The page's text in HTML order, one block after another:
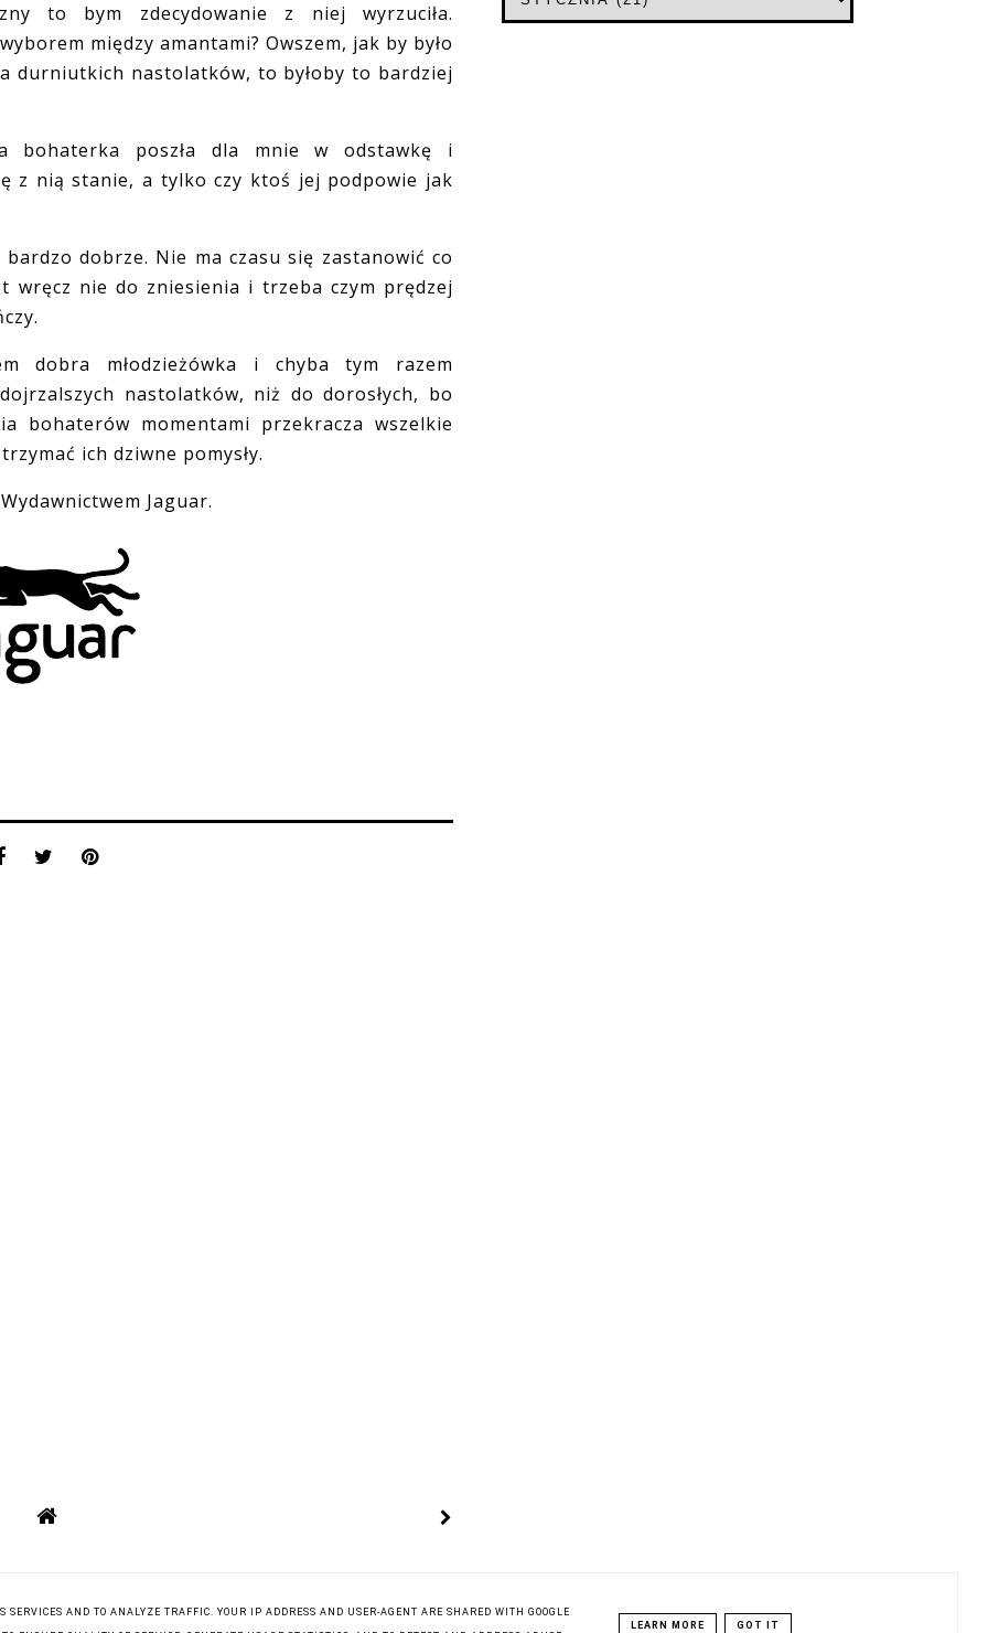
to bym zdecydowanie z niej wyrzuciła.
między amantami? Owszem, jak by było
durniutkich nastolatków, to byłoby to bardziej
poszła dla mnie w odstawkę i
z nią stanie, a tylko czy ktoś jej podpowie jak
dobrze. Nie ma czasu się zastanowić co
wręcz nie do zniesienia i trzeba czym prędzej
młodzieżówka i chyba tym razem
nastolatków, niż do dorosłych, bo
bohaterów momentami przekracza wszelkie
ich dziwne pomysły.
Jaguar.
SERVICES AND TO ANALYZE TRAFFIC. YOUR IP ADDRESS AND USER-AGENT ARE SHARED WITH GOOGLE
LEARN MORE GOT IT